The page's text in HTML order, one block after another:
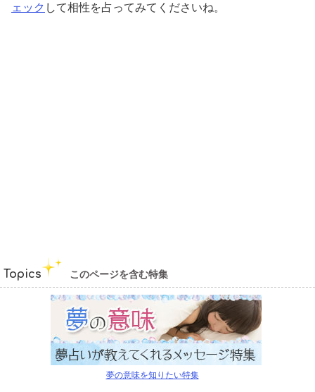
ェック して相性を占ってみてくださいね。
Topics このページを含む特集
夢の意味を知りたい特集